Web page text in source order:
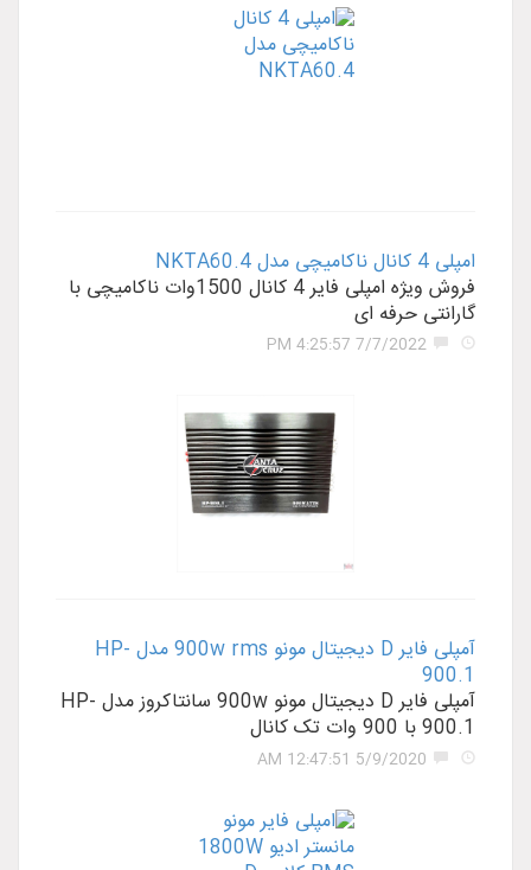
امپلی 4 کانال ناکامیچی مدل NKTA60.4
فروش ویژه امپلی فایر 4 کانال 1500وات ناکامیچی با
گارانتی حرفه ای
7/7/2022 4:25:57 PM
آمپلی فایر D دیجیتال مونو‌ 900w rms مدل HP-
900.1
آمپلی فایر D دیجیتال مونو‌ 900w سانتاکروز مدل HP-
900.1 با 900 وات تک کانال
5/9/2020 12:47:51 AM